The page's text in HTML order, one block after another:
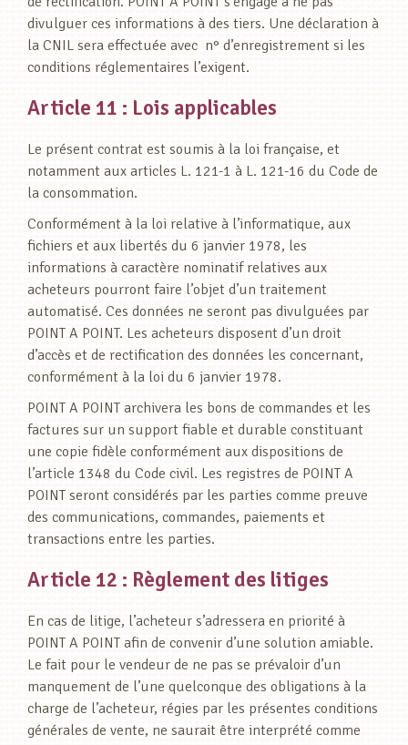
divulguer ces informations à des tiers. Une déclaration à
la CNIL sera effectuée avec n° d’enregistrement si les
conditions réglementaires l’exigent.
Article 11 : Lois applicables
Le présent contrat est soumis à la loi française, et
notamment aux articles L. 121-1 à L. 121-16 du Code de
la consommation.
Conformément à la loi relative à l’informatique, aux
fichiers et aux libertés du 6 janvier 1978, les
informations à caractère nominatif relatives aux
acheteurs pourront faire l’objet d’un traitement
automatisé. Ces données ne seront pas divulguées par
POINT A POINT. Les acheteurs disposent d’un droit
d’accès et de rectification des données les concernant,
conformément à la loi du 6 janvier 1978.
POINT A POINT archivera les bons de commandes et les
factures sur un support fiable et durable constituant
une copie fidèle conformément aux dispositions de
l’article 1348 du Code civil. Les registres de POINT A
POINT seront considérés par les parties comme preuve
des communications, commandes, paiements et
transactions entre les parties.
Article 12 : Règlement des litiges
En cas de litige, l’acheteur s’adressera en priorité à
POINT A POINT afin de convenir d’une solution amiable.
Le fait pour le vendeur de ne pas se prévaloir d’un
manquement de l’une quelconque des obligations à la
charge de l’acheteur, régies par les présentes conditions
générales de vente, ne saurait être interprété comme